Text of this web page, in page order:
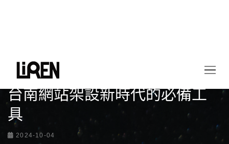
最新情報
台南網站架設新時代的必備工
具
2024-10-04